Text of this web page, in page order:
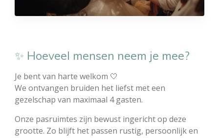
✨ Hoeveel mensen neem je mee?
Je bent van harte welkom 🤍
We ontvangen bruiden het liefst met een
gezelschap van maximaal 4 gasten.
Onze pasruimtes zijn bewust ingericht op deze
grootte. Zo blijft het passen rustig, persoonlijk en